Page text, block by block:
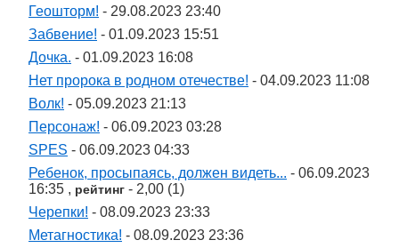
Геошторм! - 29.08.2023 23:40
Забвение! - 01.09.2023 15:51
Дочка. - 01.09.2023 16:08
Нет пророка в родном отечестве! - 04.09.2023 11:08
Волк! - 05.09.2023 21:13
Персонаж! - 06.09.2023 03:28
SPES - 06.09.2023 04:33
Ребенок, просыпаясь, должен видеть... - 06.09.2023
16:35 , рейтинг - 2,00 (1)
Черепки! - 08.09.2023 23:33
Метагностика! - 08.09.2023 23:36